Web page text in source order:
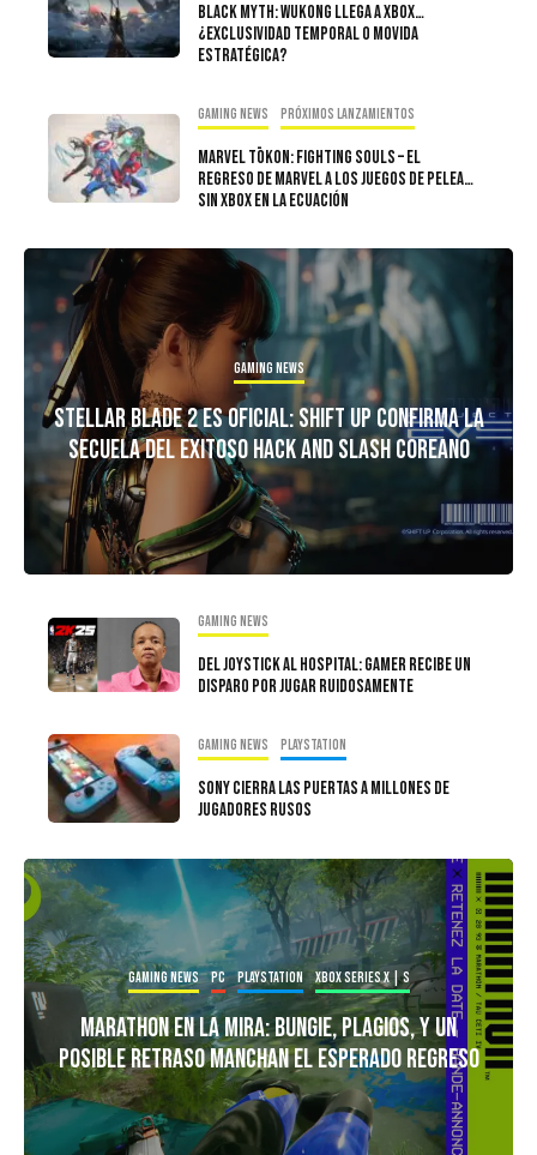
Black Myth: Wukong llega a Xbox…
¿exclusividad temporal o movida
estratégica?
Gaming news Próximos Lanzamientos
Marvel Tōkon: Fighting Souls – El
regreso de Marvel a los juegos de pelea…
sin Xbox en la ecuación
Gaming news
Stellar Blade 2 es oficial: Shift Up confirma la
secuela del exitoso hack and slash coreano
Gaming news
Del joystick Al Hospital: Gamer Recibe Un
Disparo Por Jugar Ruidosamente
Gaming news PlayStation
Sony Cierra Las Puertas a Millones De
Jugadores Rusos
Gaming news PC PlayStation Xbox Series X | S
Marathon En La Mira: Bungie, Plagios, y Un
Posible Retraso Manchan El Esperado Regreso